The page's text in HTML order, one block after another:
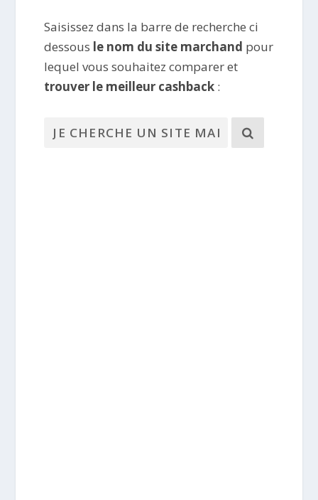
Saisissez dans la barre de recherche ci
dessous le nom du site marchand pour
lequel vous souhaitez comparer et
trouver le meilleur cashback :